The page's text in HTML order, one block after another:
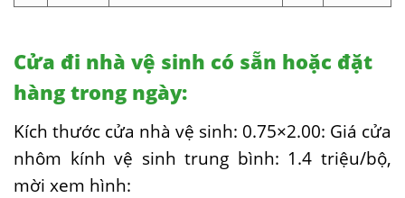
Cửa đi nhà vệ sinh có sẵn hoặc đặt
hàng trong ngày:
Kích thước cửa nhà vệ sinh: 0.75×2.00: Giá cửa
nhôm kính vệ sinh trung bình: 1.4 triệu/bộ,
mời xem hình: